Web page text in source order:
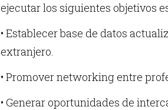
ejecutar los siguientes objetivos
• Establecer base de datos
extranjero.
• Promover networking entre
• Generar oportunidades de